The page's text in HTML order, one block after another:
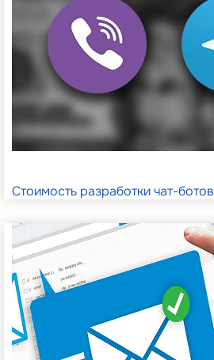
Стоимость разработки чат-ботов